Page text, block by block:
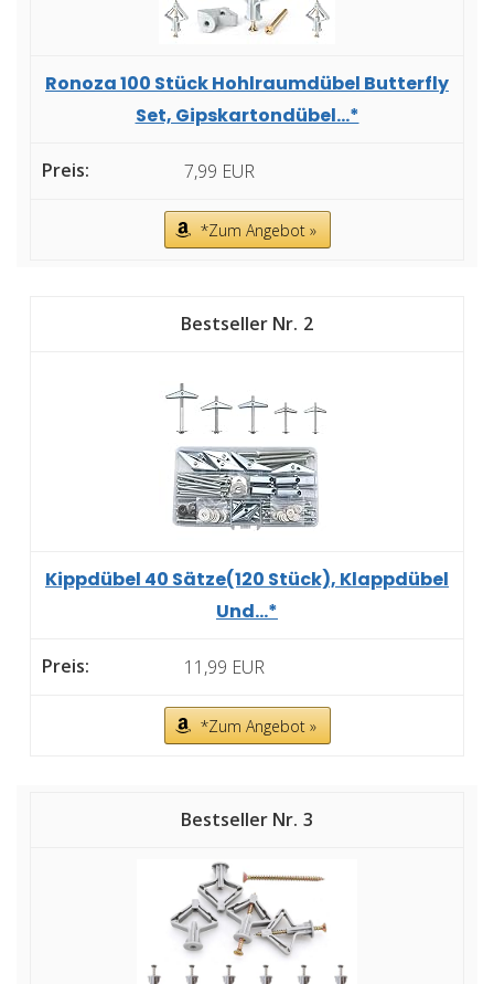
Ronoza 100 Stück Hohlraumdübel Butterfly
Set, Gipskartondübel...*
7,99 EUR
*Zum Angebot »
2
Kippdübel 40 Sätze(120 Stück), Klappdübel
Und...*
11,99 EUR
*Zum Angebot »
3